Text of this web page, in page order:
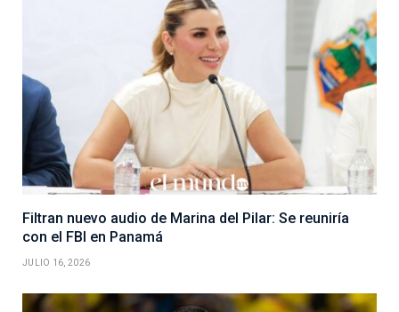
Filtran nuevo audio de Marina del Pilar: Se reuniría
con el FBI en Panamá
JULIO 16, 2026